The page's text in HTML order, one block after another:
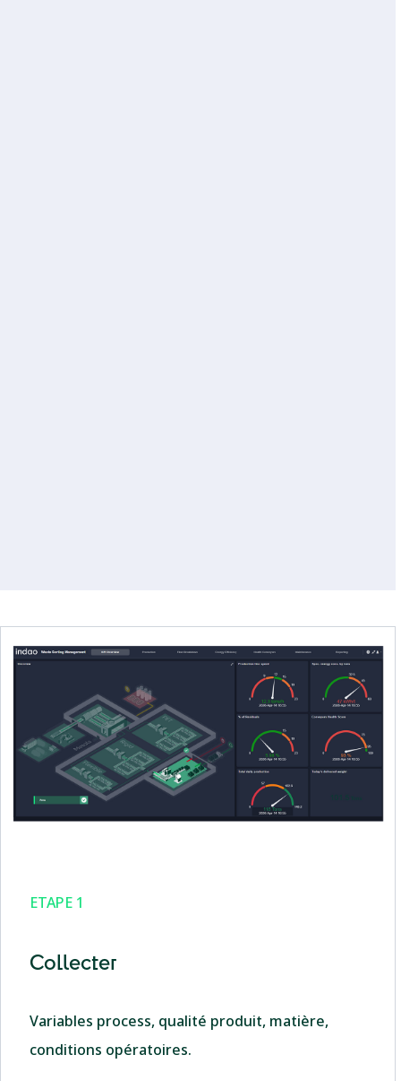
ETAPE 1
Collecter
Variables process, qualité produit, matière,
conditions opératoires.